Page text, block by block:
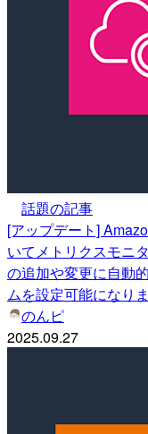
話題の記事
[アップデート]
いてメトリクスモニ
の追加や変更に自動
ムを設定可能になり
のんピ
2025.09.27